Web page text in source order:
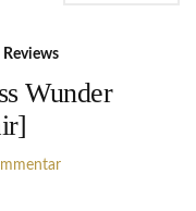
Reviews
Wunder